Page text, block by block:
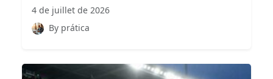
4 de juillet de 2026
By prática